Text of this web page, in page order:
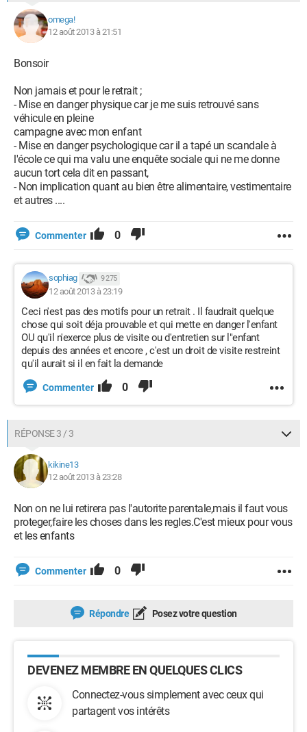
omega!
12 août 2013 à 21:51
Bonsoir
Non jamais et pour le retrait ;
- Mise en danger physique car je me suis retrouvé sans
véhicule en pleine
campagne avec mon enfant
- Mise en danger psychologique car il a tapé un scandale à
l'école ce qui ma valu une enquête sociale qui ne me donne
aucun tort cela dit en passant,
- Non implication quant au bien être alimentaire, vestimentaire
et autres ....
Commenter 0
sophiag 9 275
12 août 2013 à 23:19
Ceci n'est pas des motifs pour un retrait . Il faudrait quelque
chose qui soit déja prouvable et qui mette en danger l'enfant
OU qu'il n'exerce plus de visite ou d'entretien sur l"enfant
depuis des années et encore , c'est un droit de visite restreint
qu'il aurait si il en fait la demande
Commenter 0
RÉPONSE 3 / 3
kikine13
12 août 2013 à 23:28
Non on ne lui retirera pas l'autorite parentale,mais il faut vous
proteger,faire les choses dans les regles.C'est mieux pour vous
et les enfants
Commenter 0
Répondre Posez votre question
DEVENEZ MEMBRE EN QUELQUES CLICS
Connectez-vous simplement avec ceux qui
partagent vos intérêts